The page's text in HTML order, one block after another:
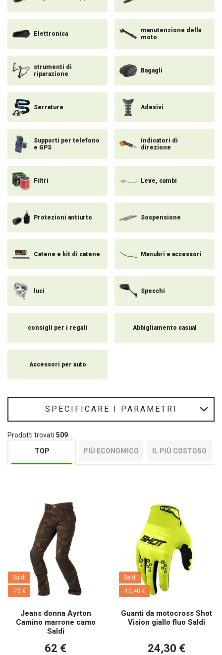
Elettronica
manutenzione della
moto
strumenti di
riparazione
Bagagli
Serrature Adesivi
Supporti per telefono
e GPS
indicatori di
direzione
Filtri Leve, cambi
Protezioni antiurto Sospensione
Catene e kit di catene Manubri e accessori
luci Specchi
consigli per i regali Abbigliamento casual
Accessori per auto
SPECIFICARE I PARAMETRI
Prodotti trovati 509
TOP
PIÙ ECONOMICO IL PIÙ COSTOSO
Saldi
-70 €
Jeans donna Ayrton
Camino marrone camo
Saldi
62 €
Saldi
-10,40 €
Guanti da motocross Shot
Vision giallo fluo Saldi
24,30 €